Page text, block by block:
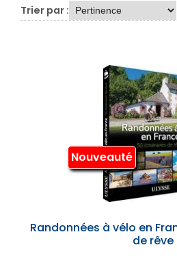
Trier par :
Nouveauté
Randonnées à vélo en
de rêve